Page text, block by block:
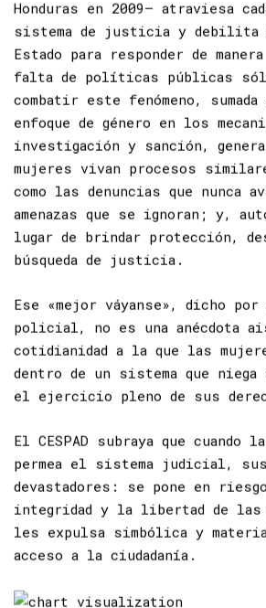
profundizada tras el golpe de
Honduras en 2009— atraviesa
sistema de justicia y debilita
Estado para responder de
falta de políticas públicas
combatir este fenómeno, sumada
enfoque de género en los
investigación y sanción,
mujeres vivan procesos
como las denuncias que nunca
amenazas que se ignoran; y,
lugar de brindar protección,
Ese «mejor váyanse», dicho por
policial, no es una anécdota
cotidianidad a la que las
dentro de un sistema que niega
El CESPAD subraya que cuando
permea el sistema judicial,
devastadores: se pone en
integridad y la libertad de las
les expulsa simbólica y